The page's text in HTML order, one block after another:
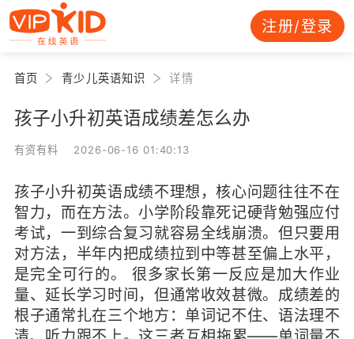
注册/登录
首页 青少儿英语知识 详情
孩子小升初英语成绩差怎么办
有资有料 2026-06-16 01:40:13
孩子小升初英语成绩不理想，核心问题往往不在
智力，而在方法。小学阶段靠死记硬背勉强应付
考试，一到综合复习就容易全线崩溃。但只要用
对方法，半年内把成绩拉到中等甚至偏上水平，
是完全可行的。 很多家长第一反应是加大作业
量、延长学习时间，但通常收效甚微。成绩差的
根子通常扎在三个地方：单词记不住、语法理不